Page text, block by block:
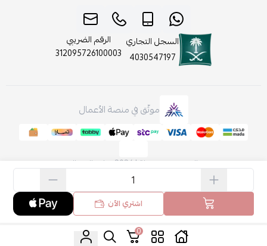
0
اشتري الآن
السجل التجاري
4030547197
الرقم الضريبي
312095726100003
موثّق في منصة الأعمال
الحقوق محفوظة | 2026 روائح الجمال